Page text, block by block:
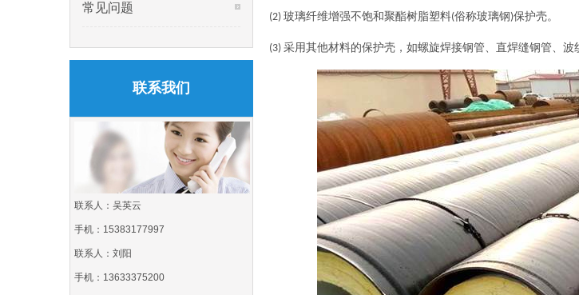
(2) 玻璃纤维增强不饱和聚酯树脂塑料(俗称玻璃钢 )保护壳。
(3) 采用其他材料的保护壳，如螺旋焊接钢管、直焊缝钢管、波
常见问题
联系我们
联系人：吴英云
手机：15383177997
联系人：刘阳
手机：13633375200